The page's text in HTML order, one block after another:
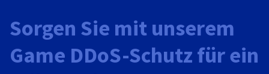
Sorgen Sie mit unserem
Game DDoS-Schutz für ein